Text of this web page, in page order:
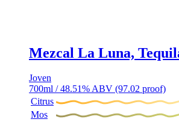
Mezcal La Luna,
Joven
700ml / 48.51% ABV (97.02 proof)
Citrus
Mos